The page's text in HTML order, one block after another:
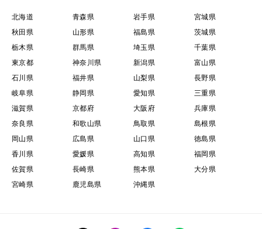
北海道 青森県 岩手県
宮城県
秋田県
山形県 福島県
茨城県
栃木県
群馬県 埼玉県
千葉県
東京都
神奈川県 新潟県
富山県
石川県
福井県 山梨県
長野県
岐阜県
静岡県 愛知県
三重県
滋賀県
京都府 大阪府
兵庫県
奈良県
和歌山県 鳥取県
島根県
岡山県
広島県 山口県
徳島県
香川県
愛媛県 高知県
福岡県
佐賀県
長崎県 熊本県
大分県
宮崎県
鹿児島県 沖縄県